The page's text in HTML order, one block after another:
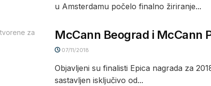
u Amsterdamu počelo finalno žiriranje...
McCann Beograd i McCann
07/11/2018
Objavljeni su finalisti Epica nagrada za
sastavljen isključivo od...